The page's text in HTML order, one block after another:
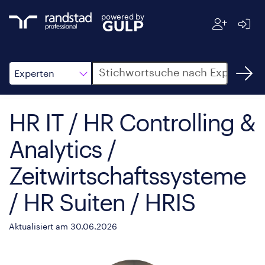
powered by
Experten
Suche
HR IT / HR Controlling &
Analytics /
Zeitwirtschaftssysteme
/ HR Suiten / HRIS
Aktualisiert am 30.06.2026